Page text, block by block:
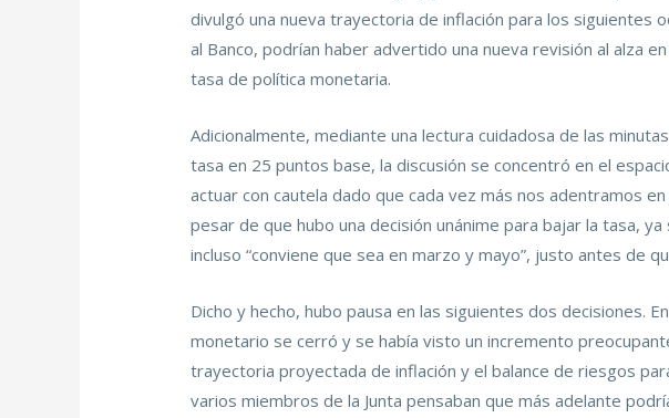
divulgó una nueva trayectoria de inflación para los siguientes
al Banco, podrían haber advertido una nueva revisión al alza
tasa de política monetaria.
Adicionalmente, mediante una lectura cuidadosa de las
tasa en 25 puntos base, la discusión se concentró en el
actuar con cautela dado que cada vez más nos adentramos
pesar de que hubo una decisión unánime para bajar la tasa,
incluso “conviene que sea en marzo y mayo”, justo antes de
Dicho y hecho, hubo pausa en las siguientes dos decisiones.
monetario se cerró y se había visto un incremento
trayectoria proyectada de inflación y el balance de riesgos
varios miembros de la Junta pensaban que más adelante